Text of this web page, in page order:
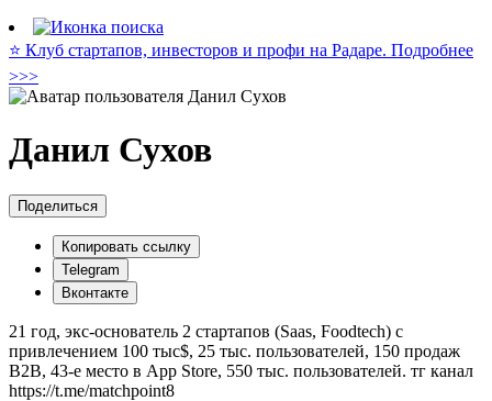
⭐️ Клуб стартапов, инвесторов и профи на Радаре. Подробнее
>>>
Данил Сухов
Поделиться
Копировать ссылку
Telegram
Вконтакте
21 год, экс-основатель 2 стартапов (Saas, Foodtech) с
привлечением 100 тыс$, 25 тыс. пользователей, 150 продаж
В2В, 43-е место в App Store, 550 тыс. пользователей. тг канал
https://t.me/matchpoint8